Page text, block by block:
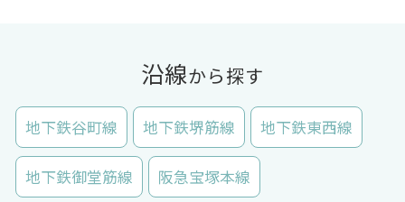
沿線から探す
地下鉄谷町線 地下鉄堺筋線 地下鉄東西線
地下鉄御堂筋線 阪急宝塚本線